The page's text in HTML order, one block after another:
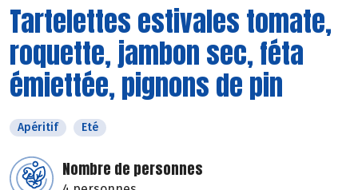
Tartelettes estivales tomate,
roquette, jambon sec, féta
émiettée, pignons de pin
Apéritif Eté
Nombre de personnes